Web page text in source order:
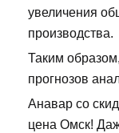
увеличения
производства.
Таким
прогнозов
Анавар со
цена Омск!